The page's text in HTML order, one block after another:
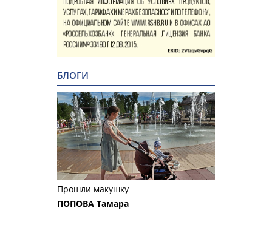
БЛОГИ
Прошли макушку
ПОПОВА Тамара